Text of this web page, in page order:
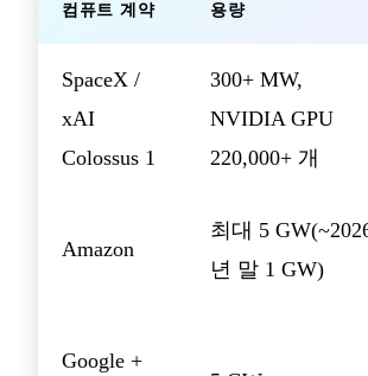
컴퓨트 계약 용량
SpaceX /
xAI
Colossus 1
300+ MW,
NVIDIA GPU
220,000+ 개
Amazon
최대 5
년 말 1 GW)
Google +